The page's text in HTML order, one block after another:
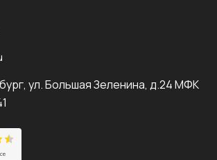
ул. Большая Зеленина, д.24 МФК